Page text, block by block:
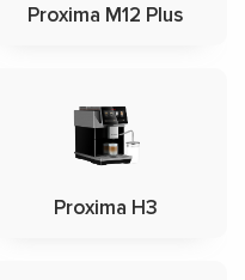
Proxima M12 Plus
Proxima H3